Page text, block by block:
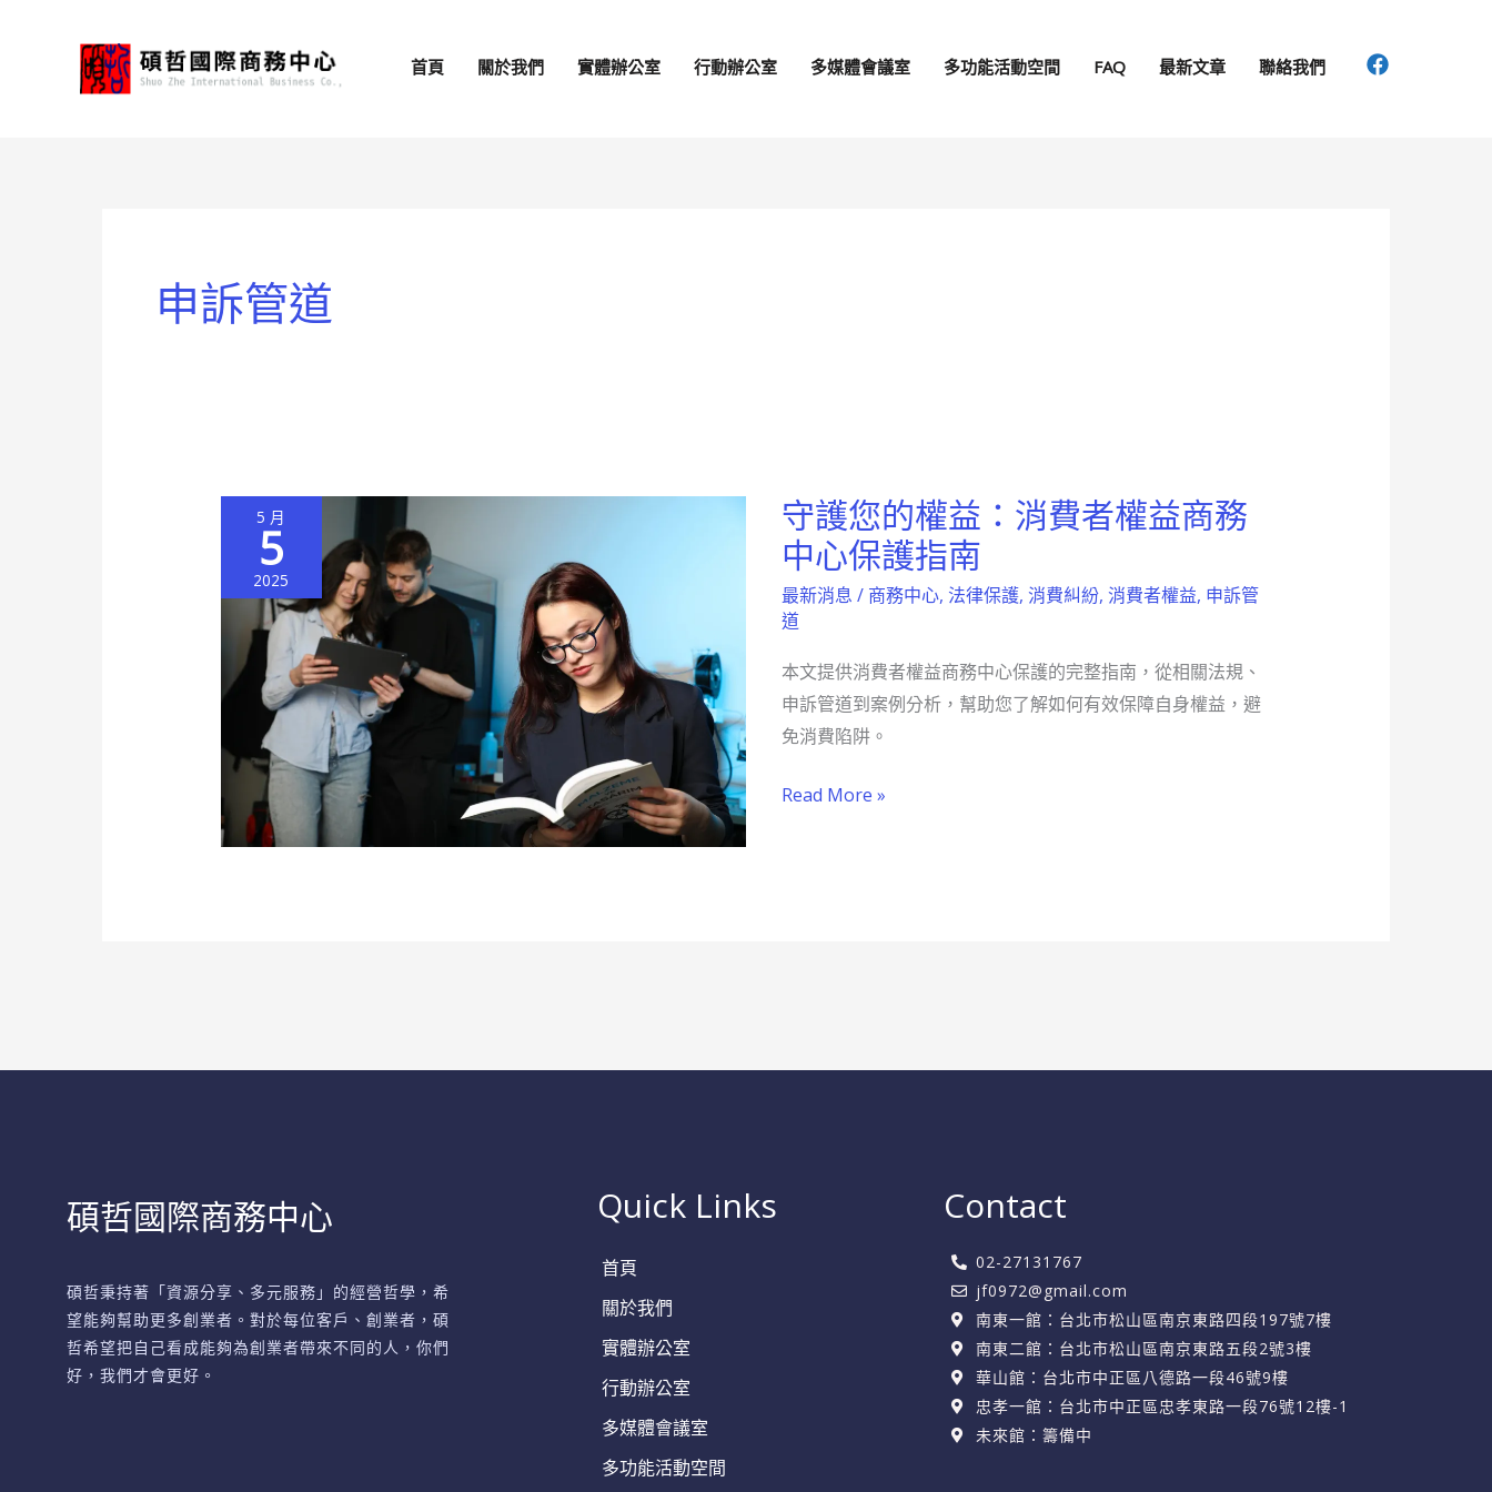
首頁 關於我們 實體辦公室 行動辦公室 多媒體會議室 多功能活動空間 FAQ 最新文章 聯絡我們
申訴管道
5 月
5
2025
守護您的權益：消費者權益商務
中心保護指南
最新消息 / 商務中心, 法律保護, 消費糾紛, 消費者權益, 申訴管
道
本文提供消費者權益商務中心保護的完整指南，從相關法規、
申訴管道到案例分析，幫助您了解如何有效保障自身權益，避
免消費陷阱。
守
護
您
的
益：
消
費
權
Read More »
碩哲國際商務中心
碩哲秉持著「資源分享、多元服務」的經營哲學，希
望能夠幫助更多創業者。對於每位客戶、創業者，碩
哲希望把自己看成能夠為創業者帶來不同的人，你們
好，我們才會更好。
Quick Links
首頁
關於我們
實體辦公室
行動辦公室
多媒體會議室
多功能活動空間
Contact
02-27131767
jf0972@gmail.com
南東一館：台北市松山區南京東路四段197號7樓
南東二館：台北市松山區南京東路五段2號3樓
華山館：台北市中正區八德路一段46號9樓
忠孝一館：台北市中正區忠孝東路一段76號12樓-1
未來館：籌備中